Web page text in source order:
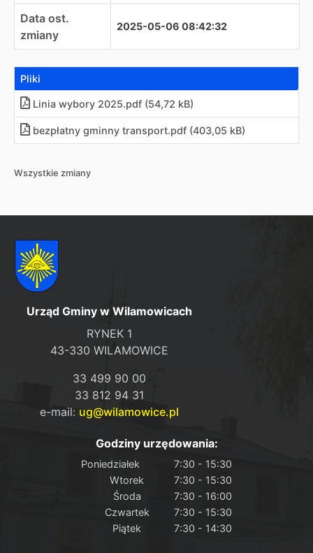
Data ost.
zmiany
2025-05-06 08:42:32
Pliki
Linia wybory 2025.pdf (54,72 kB)
bezpłatny gminny transport.pdf (403,05 kB)
Wszystkie zmiany
Urząd Gminy w Wilamowicach
RYNEK 1
43-330 WILAMOWICE
33 499 90 00
33 812 94 31
e-mail: ug@wilamowice.pl
Godziny urzędowania:
Poniedziałek
7:30 - 15:30
Wtorek
7:30 - 15:30
Środa
7:30 - 16:00
Czwartek
7:30 - 15:30
Piątek
7:30 - 14:30